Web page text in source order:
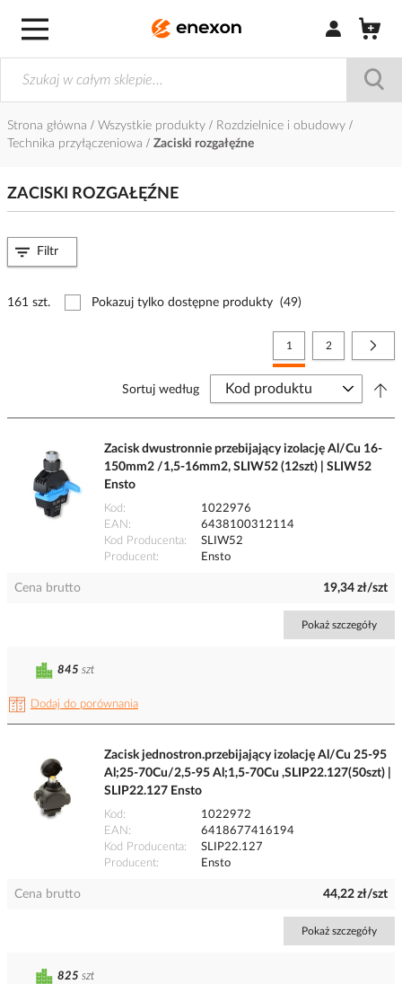
Zaloguj się /
Strona główna Wszystkie produkty
Rozdzielnice i obudowy
Technika przyłączeniowa
Zaciski rozgałęźne
ZACISKI ROZGAŁĘŹNE
161 szt. Pokazuj tylko dostępne produkty (49)
Strona
Aktualnie czytasz stronę
1 Strona
2
Sortuj według
Zacisk dwustronnie przebijający izolację Al/Cu 16-
150mm2 /1,5-16mm2, SLIW52 (12szt) | SLIW52
Ensto
Kod
1022976
EAN
6438100312114
Kod Producenta
SLIW52
Producent
Ensto
Cena brutto 19,34 zł/szt
Pokaż szczegóły
Dodaj do porównania
845 szt
Zacisk jednostron.przebijający izolację Al/Cu 25-95
Al;25-70Cu/2,5-95 Al;1,5-70Cu ,SLIP22.127(50szt) |
SLIP22.127 Ensto
Kod
1022972
EAN
6418677416194
Kod Producenta
SLIP22.127
Producent
Ensto
Cena brutto 44,22 zł/szt
Pokaż szczegóły
825 szt
Filtr